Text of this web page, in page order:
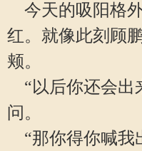
今天的吸阳格
红。就像此刻顾
颊。
“以后你还会出
问。
“那你得你喊我